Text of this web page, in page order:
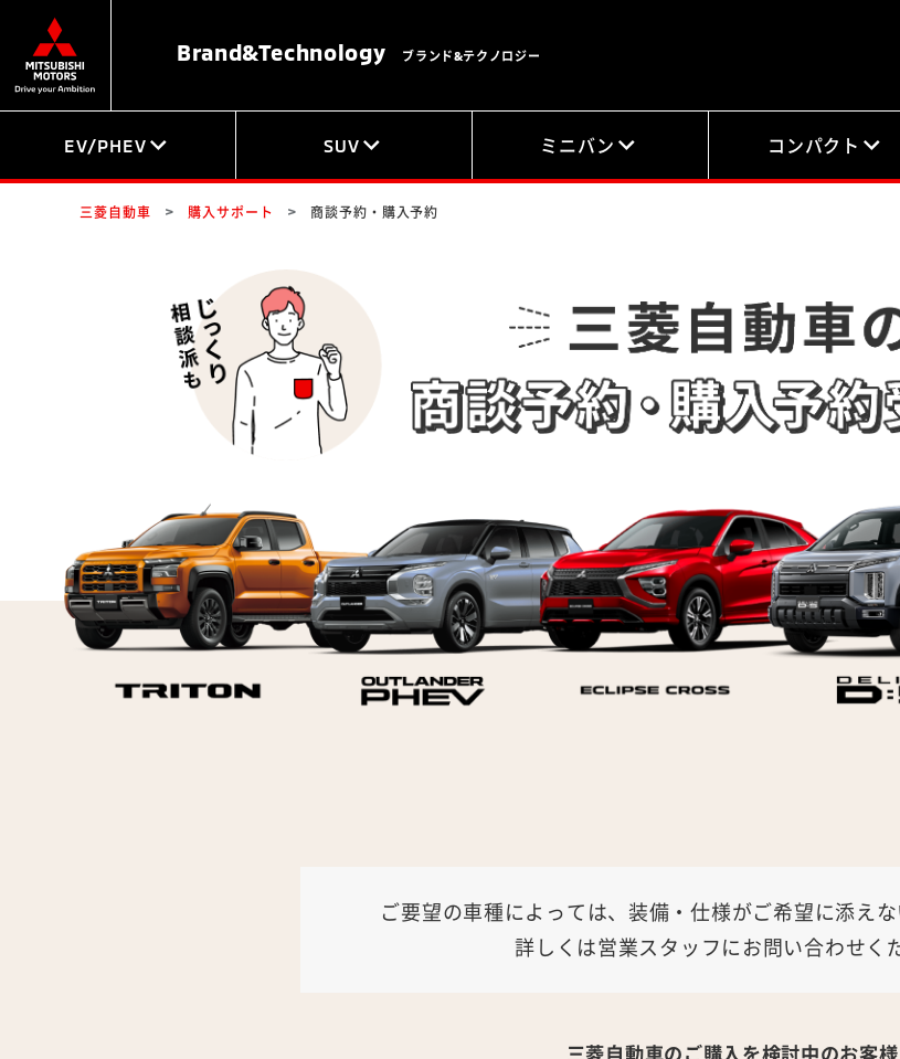
Brand&Technology ブランド&テクノロジー
EV/PHEV SUV ミニバン コンパクト
三菱自動車 購入サポート 商談予約・購入予約
ご要望の車種によっては、装備・仕様がご希望に添えな
詳しくは営業スタッフにお問い合わせく
三菱自動車のご購入を検討中のお客